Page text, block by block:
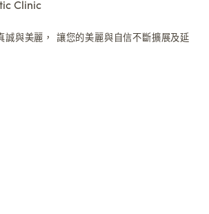
Clinic
誠與美麗，
讓您的美麗與自信不斷擴展及延